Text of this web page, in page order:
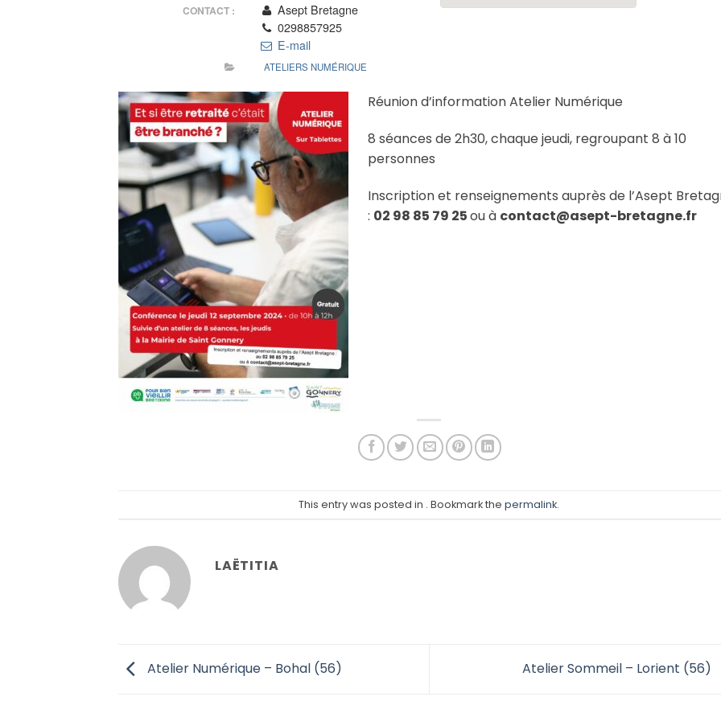
CONTACT :
Asept Bretagne
0298857925
E-mail
ATELIERS NUMÉRIQUE
Réunion d’information Atelier Numérique
8 séances de 2h30, chaque jeudi, regroupant 8 à 10
personnes
Inscription et renseignements auprès de l’Asept
: 02 98 85 79 25ou à contact@asept-bretagne.fr
This entry was posted in . Bookmark thepermalink.
LAËTITIA
Atelier Numérique – Bohal (56) Atelier Sommeil – Lorient (56)